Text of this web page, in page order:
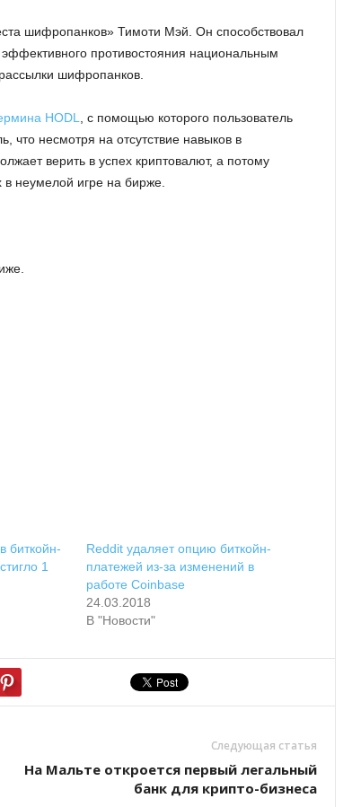
шифропанков» Тимоти Мэй. Он способствовал
противостояния национальным
шифропанков.
HODL
, с помощью которого пользователь
что несмотря на отсутствие навыков в
верить в успех криптовалют, а потому
в неумелой игре на бирже.
биткойн-
1
Reddit удаляет опцию биткойн-
платежей из-за изменений в
работе Coinbase
24.03.2018
В "Новости"
Следующая статья
На Мальте откроется первый легальный
банк для крипто-бизнеса